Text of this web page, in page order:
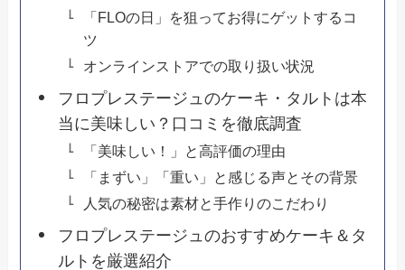
「FLOの日」を狙ってお得にゲットするコ
ツ
オンラインストアでの取り扱い状況
フロプレステージュのケーキ・タルトは本
当に美味しい？口コミを徹底調査
「美味しい！」と高評価の理由
「まずい」「重い」と感じる声とその背景
人気の秘密は素材と手作りのこだわり
フロプレステージュのおすすめケーキ＆タ
ルトを厳選紹介